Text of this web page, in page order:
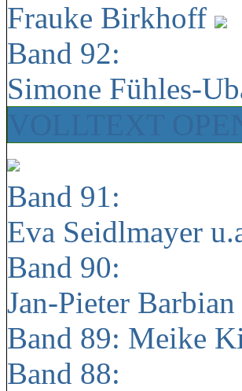
Frauke Birkhoff
Band 92:
Simone Fühles-
Band 91:
Eva Seidlmayer
Band 90:
Jan-Pieter Barbian
Band 89: Meike
Band 88: